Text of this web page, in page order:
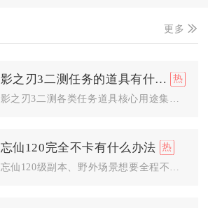
更多
影之刃3二测任务的道具有什么用
影之刃3二测各类任务道具核心用途集中在资源兑换、装备养成、心...
忘仙120完全不卡有什么办法
忘仙120级副本、野外场景想要全程不卡顿，需要同步完成游戏内...